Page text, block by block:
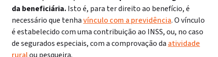
da beneficiária.Isto é, para ter direito ao benefício, é
necessário que tenhavínculo com a previdência.O vínculo
é estabelecido com uma contribuição ao INSS, ou, no caso
de segurados especiais, com a comprovação da atividade